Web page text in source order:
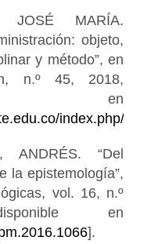
JOSÉ MARÍA.
objeto,
y método”, en
n.º 45, 2018,
en
index.php/
ANDRÉS. “Del
la epistemología”,
vol. 16, n.º
en
].